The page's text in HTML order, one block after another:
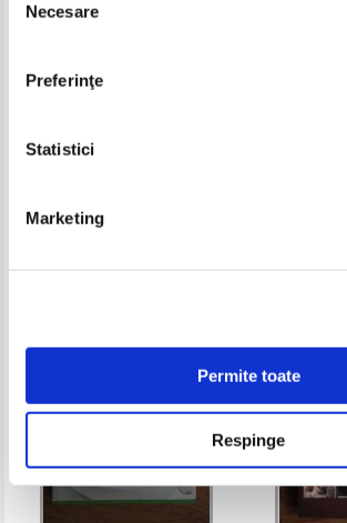
consimțământului
Necesare
Preferinţe
Statistici
Marketing
Permite toate
Respinge
Salate.